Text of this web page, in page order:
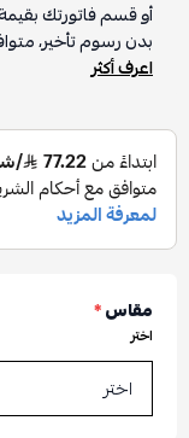
أو قسم فاتورتك
بدون رسوم تأخير،
اعرف أكثر
مقاس*
اختر